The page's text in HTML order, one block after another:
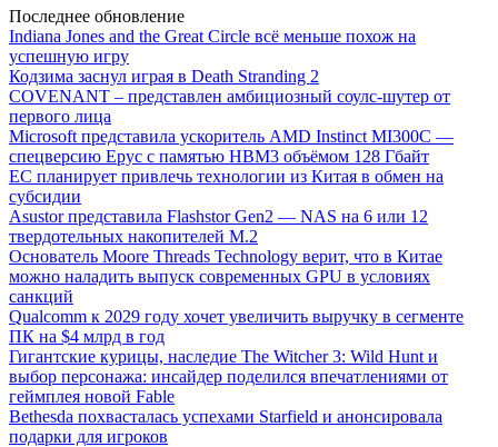
Последнее обновление
Indiana Jones and the Great Circle всё меньше похож на
успешную игру
Кодзима заснул играя в Death Stranding 2
COVENANT – представлен амбициозный соулс-шутер от
первого лица
Microsoft представила ускоритель AMD Instinct MI300C —
спецверсию Epyc с памятью HBM3 объёмом 128 Гбайт
ЕС планирует привлечь технологии из Китая в обмен на
субсидии
Asustor представила Flashstor Gen2 — NAS на 6 или 12
твердотельных накопителей M.2
Основатель Moore Threads Technology верит, что в Китае
можно наладить выпуск современных GPU в условиях
санкций
Qualcomm к 2029 году хочет увеличить выручку в сегменте
ПК на $4 млрд в год
Гигантские курицы, наследие The Witcher 3: Wild Hunt и
выбор персонажа: инсайдер поделился впечатлениями от
геймплея новой Fable
Bethesda похвасталась успехами Starfield и анонсировала
подарки для игроков